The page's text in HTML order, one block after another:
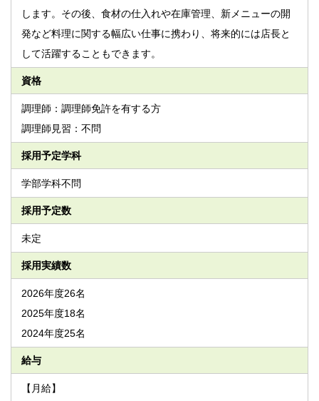
します。その後、食材の仕入れや在庫管理、新メニューの開
発など料理に関する幅広い仕事に携わり、将来的には店長と
して活躍することもできます。
資格
調理師：調理師免許を有する方
調理師見習：不問
採用予定学科
学部学科不問
採用予定数
未定
採用実績数
2026年度26名
2025年度18名
2024年度25名
給与
【月給】